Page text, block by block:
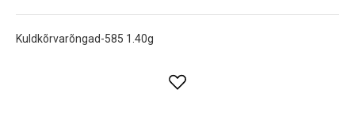
Kuldkõrvarõngad-585 1.40g